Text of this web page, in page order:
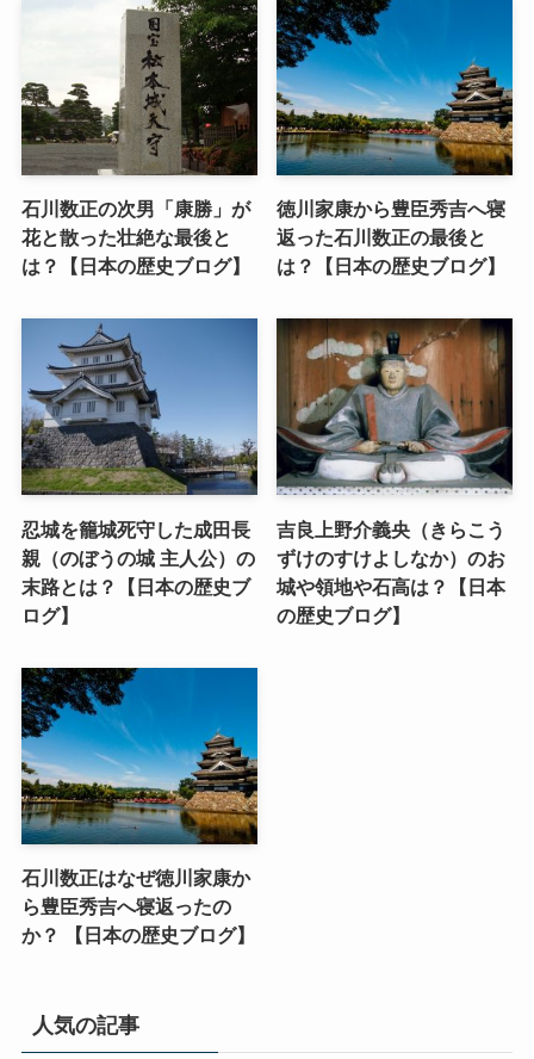
石川数正の次男「康勝」が
花と散った壮絶な最後と
は？【日本の歴史ブログ】
徳川家康から豊臣秀吉へ寝
返った石川数正の最後と
は？【日本の歴史ブログ】
忍城を籠城死守した成田長
親（のぼうの城 主人公）の
末路とは？【日本の歴史ブ
ログ】
吉良上野介義央（きらこう
ずけのすけよしなか）のお
城や領地や石高は？【日本
の歴史ブログ】
石川数正はなぜ徳川家康か
ら豊臣秀吉へ寝返ったの
か？ 【日本の歴史ブログ】
人気の記事